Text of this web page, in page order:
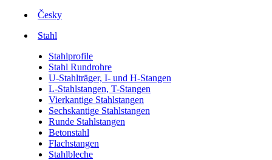
Česky
Stahl
Stahlprofile
Stahl Rundrohre
U-Stahlträger, I- und H-Stangen
L-Stahlstangen, T-Stangen
Vierkantige Stahlstangen
Sechskantige Stahlstangen
Runde Stahlstangen
Betonstahl
Flachstangen
Stahlbleche